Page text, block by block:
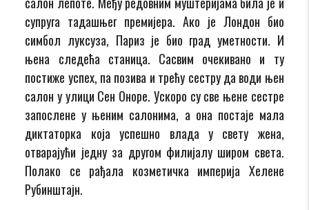
супруга тадашњег премијера. Ако је Лондон био
симбол луксуза, Париз је био град уметности. И
њена следећа станица. Сасвим очекивано и ту
постиже успех, па позива и трећу сестру да води њен
салон у улици Сен Оноре. Ускоро су све њене сестре
запослене у њеним салонима, а она постаје мала
диктаторка која успешно влада у свету жена,
отварајући једну за другом филијалу широм света.
Полако се рађала козметичка империја Хелене
Рубинштајн.